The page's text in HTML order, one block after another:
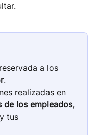
a los
.
realizadas en
de los empleados,
y tus